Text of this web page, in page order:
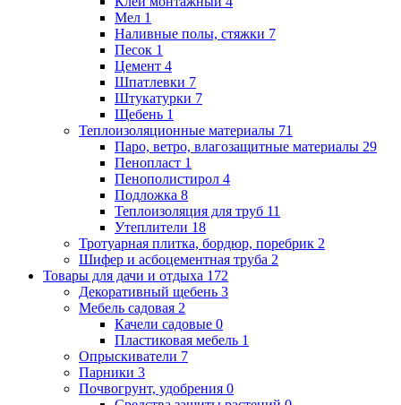
Мел 1
Наливные полы, стяжки 7
Песок 1
Цемент 4
Шпатлевки 7
Штукатурки 7
Щебень 1
Теплоизоляционные материалы 71
Паро, ветро, влагозащитные материалы 29
Пенопласт 1
Пенополистирол 4
Подложка 8
Теплоизоляция для труб 11
Утеплители 18
Тротуарная плитка, бордюр, поребрик 2
Шифер и асбоцементная труба 2
Товары для дачи и отдыха 172
Декоративный щебень 3
Мебель садовая 2
Качели садовые 0
Пластиковая мебель 1
Опрыскиватели 7
Парники 3
Почвогрунт, удобрения 0